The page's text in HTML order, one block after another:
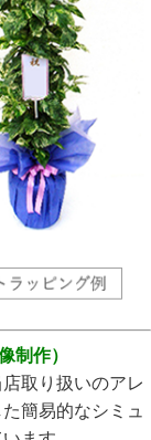
制作）
取り扱いのアレ
簡易的なシミュ